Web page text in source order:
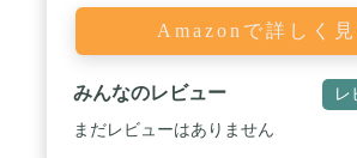
Amazonで詳しく見
みんなのレビュー レ
まだレビューはありません